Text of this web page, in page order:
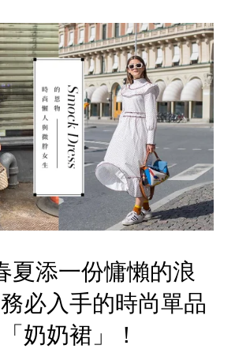
夏添一份慵懶的浪
必入手的時尚單品
奶奶裙」！